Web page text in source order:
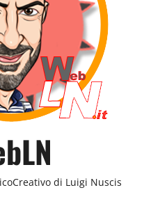
di Luigi Nuscis